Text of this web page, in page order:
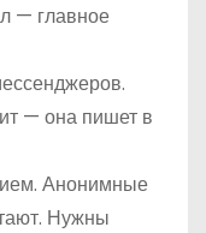
— главное
— она пишет в
Анонимные
Нужны